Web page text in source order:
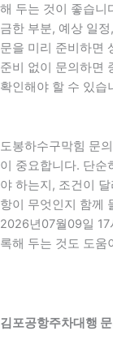
해 두는 것이 좋습니
금한 부분, 예상 일
문을 미리 준비하면
준비 없이 문의하면
확인해야 할 수 있습
도봉하수구막힘 문
이 중요합니다. 단순
야 하는지, 조건이
항이 무엇인지 함께
2026년07월09일
록해 두는 것도 도움
김포공항주차대행